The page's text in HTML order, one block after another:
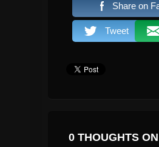
Share on
Tweet
0 THOUGHTS